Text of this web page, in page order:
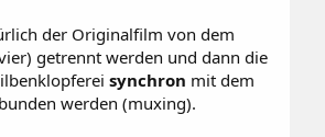
der Originalfilm von dem
getrennt werden und dann die
synchron mit dem
werden (muxing).